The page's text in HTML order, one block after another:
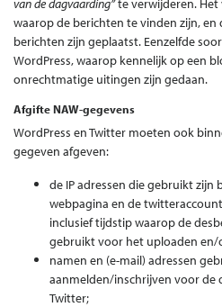
waarop de berichten te vinden zijn,
berichten zijn geplaatst. Eenzelfde
WordPress, waarop kennelijk op een
onrechtmatige uitingen zijn gedaan.
Afgifte NAW-gegevens
WordPress en Twitter moeten ook
gegeven afgeven:
de IP adressen die gebruikt zijn
webpagina en de
inclusief tijdstip waarop de
gebruikt voor het uploaden en/
namen en (e-mail) adressen
aanmelden/inschrijven voor de
Twitter;